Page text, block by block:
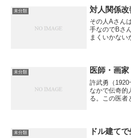
かで売ってい
未分類 対人関係改
その人Aさん
手なのでBさ
まくいかない
車の運転でこ
未分類 医師・画
許武勇（
なかで伝奇的
る。この医者
人より抜き
未分類 ドル建て